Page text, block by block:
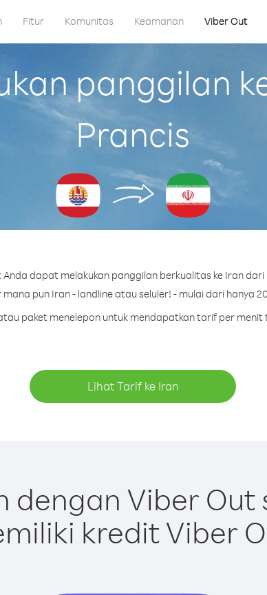
Fitur Komunitas Keamanan Viber Out
panggilan
Prancis
Anda dapat melakukan panggilan berkualitas ke Iran dari
pun Iran - landline atau seluler! - mulai dari hanya
paket menelepon untuk mendapatkan tarif per menit
Lihat Tarif ke Iran
dengan Viber
kredit Viber